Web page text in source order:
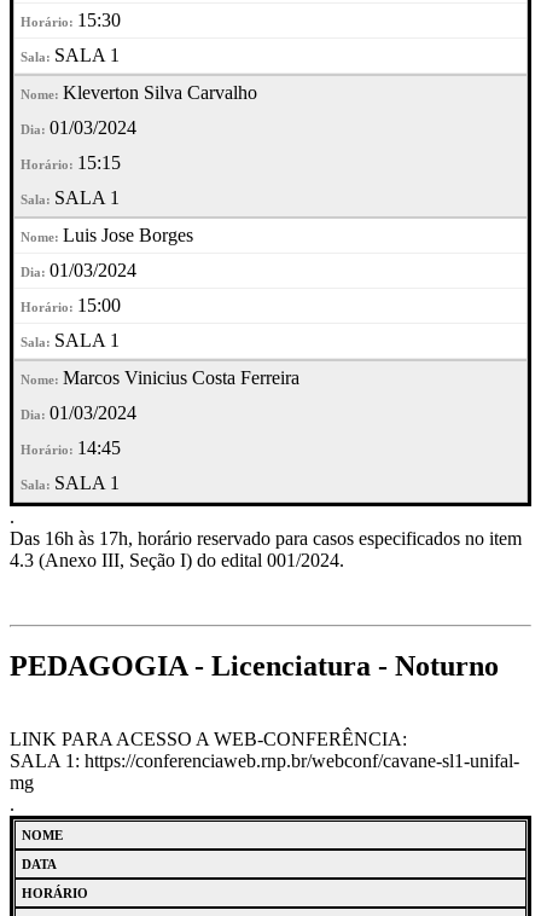
15:30
SALA 1
Kleverton Silva Carvalho
01/03/2024
15:15
SALA 1
Luis Jose Borges
01/03/2024
15:00
SALA 1
Marcos Vinicius Costa Ferreira
01/03/2024
14:45
SALA 1
.
Das 16h às 17h, horário reservado para casos especificados no item
4.3 (Anexo III, Seção I) do edital 001/2024.
PEDAGOGIA - Licenciatura - Noturno
LINK PARA ACESSO A WEB-CONFERÊNCIA:
SALA 1: https://conferenciaweb.rnp.br/webconf/cavane-sl1-unifal-
mg
.
NOME
DATA
HORÁRIO